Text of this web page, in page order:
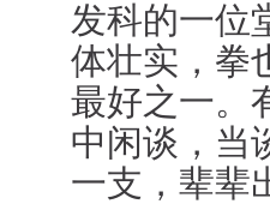
发科的一位
体壮实，拳
最好之一。
中闲谈，当
一支，辈辈